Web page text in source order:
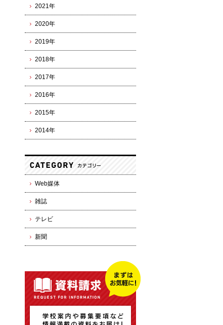
2021年
2020年
2019年
2018年
2017年
2016年
2015年
2014年
Web媒体
雑誌
テレビ
新聞